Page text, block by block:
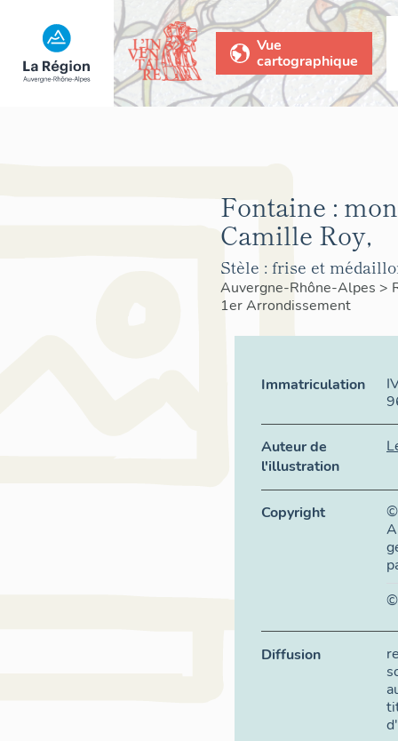
Vue
cartographique
Fontaine :
Camille Roy,
Stèle : frise et
Auvergne-Rhône-Alpes >
1er Arrondissement
Immatriculation
Auteur de
l'illustration
Copyright
©
Diffusion